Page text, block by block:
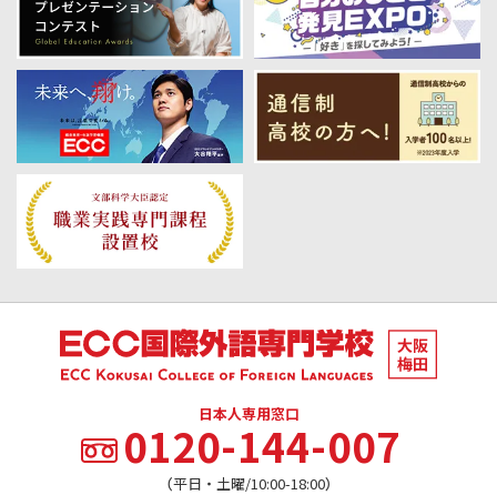
日本人専用窓口
0120-144-007
（平日・土曜/10:00-18:00）